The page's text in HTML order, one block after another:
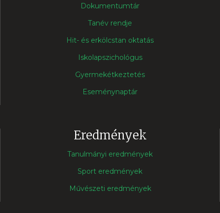
Dokumentumtár
Tanév rendje
Hit- és erkölcstan oktatás
Iskolapszichológus
Gyermekétkeztetés
Eseménynaptár
Eredmények
Tanulmányi eredmények
Sport eredmények
Művészeti eredmények